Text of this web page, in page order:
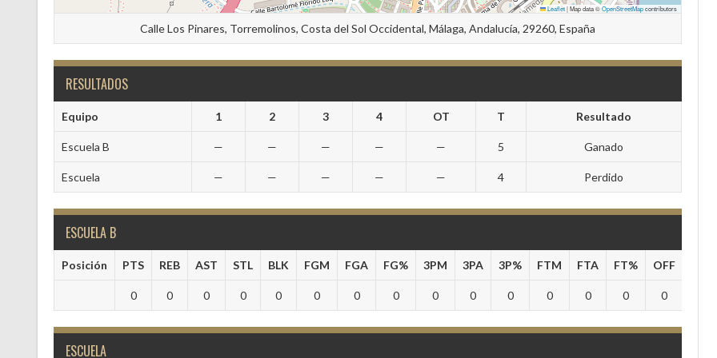
Leaflet|Map data ©OpenStreetMapcontributors
Calle Los Pinares, Torremolinos, Costa del Sol Occidental, Málaga, Andalucía, 29260, España
RESULTADOS
Equipo 1 2 3 4 OT T Resultado
Escuela B — — — — — 5 Ganado
Escuela — — — — — 4 Perdido
ESCUELA B
Posición PTS REB AST STL BLK FGM FGA FG% 3PM 3PA 3P% FTM FTA FT% OFF
0 0 0 0 0 0 0 0 0 0 0 0 0 0 0
ESCUELA